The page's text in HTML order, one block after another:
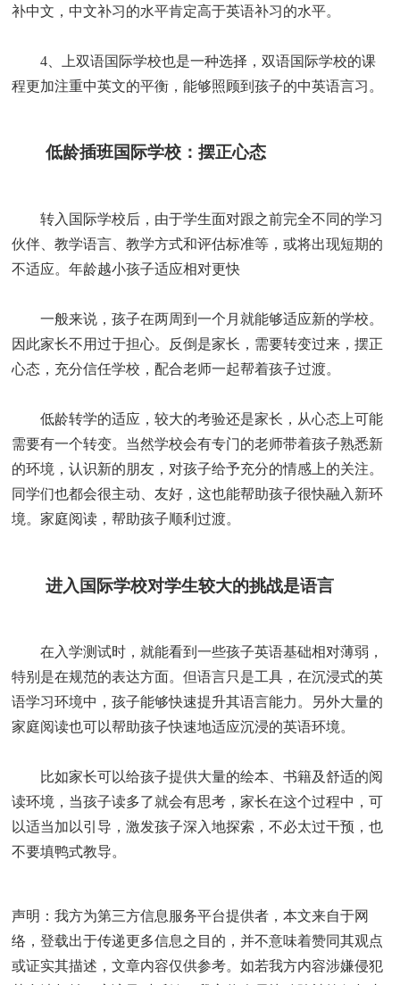
补中文，中文补习的水平肯定高于英语补习的水平。
4、上双语国际学校也是一种选择，双语国际学校的课
程更加注重中英文的平衡，能够照顾到孩子的中英语言习。
低龄插班国际学校：摆正心态
转入国际学校后，由于学生面对跟之前完全不同的学习
伙伴、教学语言、教学方式和评估标准等，或将出现短期的
不适应。年龄越小孩子适应相对更快
一般来说，孩子在两周到一个月就能够适应新的学校。
因此家长不用过于担心。反倒是家长，需要转变过来，摆正
心态，充分信任学校，配合老师一起帮着孩子过渡。
低龄转学的适应，较大的考验还是家长，从心态上可能
需要有一个转变。当然学校会有专门的老师带着孩子熟悉新
的环境，认识新的朋友，对孩子给予充分的情感上的关注。
同学们也都会很主动、友好，这也能帮助孩子很快融入新环
境。家庭阅读，帮助孩子顺利过渡。
进入国际学校对学生较大的挑战是语言
在入学测试时，就能看到一些孩子英语基础相对薄弱，
特别是在规范的表达方面。但语言只是工具，在沉浸式的英
语学习环境中，孩子能够快速提升其语言能力。另外大量的
家庭阅读也可以帮助孩子快速地适应沉浸的英语环境。
比如家长可以给孩子提供大量的绘本、书籍及舒适的阅
读环境，当孩子读多了就会有思考，家长在这个过程中，可
以适当加以引导，激发孩子深入地探索，不必太过干预，也
不要填鸭式教导。
声明：我方为第三方信息服务平台提供者，本文来自于网
络，登载出于传递更多信息之目的，并不意味着赞同其观点
或证实其描述，文章内容仅供参考。如若我方内容涉嫌侵犯